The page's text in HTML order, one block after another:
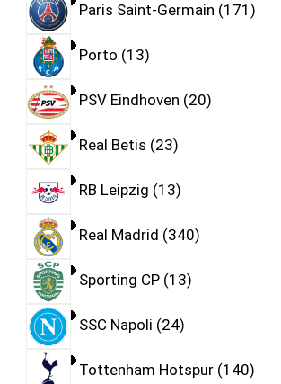
Paris Saint-Germain 171
Porto 13
PSV Eindhoven 20
Real Betis 23
RB Leipzig 13
Real Madrid 340
Sporting CP 13
SSC Napoli 24
Tottenham Hotspur 140